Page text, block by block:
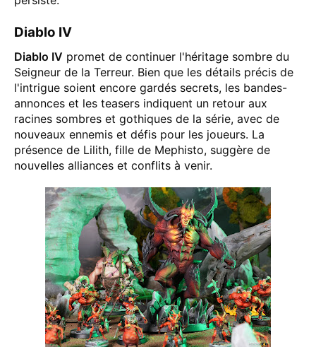
Diablo IV
Diablo IV promet de continuer l'héritage sombre du
Seigneur de la Terreur. Bien que les détails précis de
l'intrigue soient encore gardés secrets, les bandes-
annonces et les teasers indiquent un retour aux
racines sombres et gothiques de la série, avec de
nouveaux ennemis et défis pour les joueurs. La
présence de Lilith, fille de Mephisto, suggère de
nouvelles alliances et conflits à venir​.